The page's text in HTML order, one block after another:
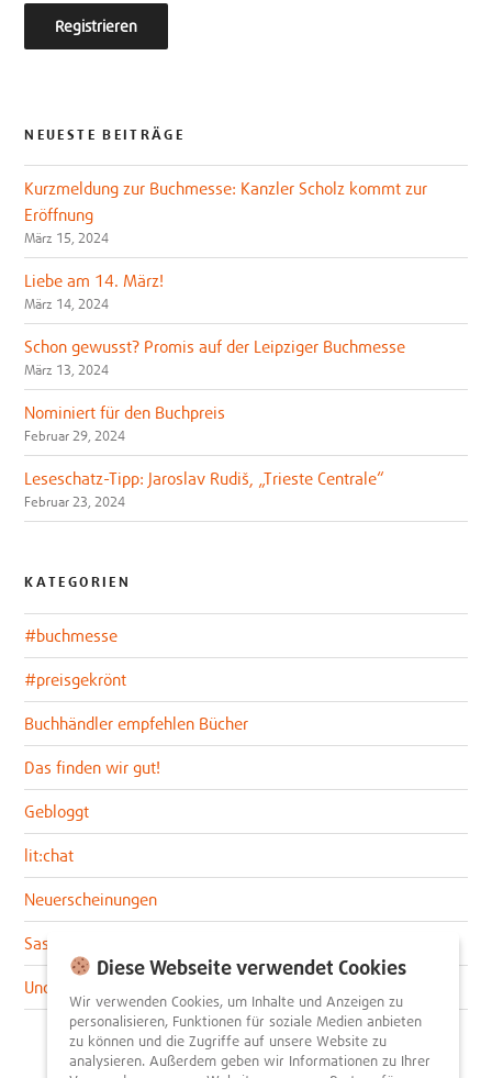
NEUESTE BEITRÄGE
Kurzmeldung zur Buchmesse: Kanzler Scholz kommt zur
Eröffnung
März 15, 2024
Liebe am 14. März!
März 14, 2024
Schon gewusst? Promis auf der Leipziger Buchmesse
März 13, 2024
Nominiert für den Buchpreis
Februar 29, 2024
Leseschatz-Tipp: Jaroslav Rudiš, „Trieste Centrale“
Februar 23, 2024
KATEGORIEN
#buchmesse
#preisgekrönt
Buchhändler empfehlen Bücher
Das finden wir gut!
Gebloggt
lit:chat
Neuerscheinungen
Sascha im lit:blog
Uncategorized
Diese Webseite verwendet Cookies
Wir verwenden Cookies, um Inhalte und Anzeigen zu
personalisieren, Funktionen für soziale Medien anbieten
zu können und die Zugriffe auf unsere Website zu
analysieren. Außerdem geben wir Informationen zu Ihrer